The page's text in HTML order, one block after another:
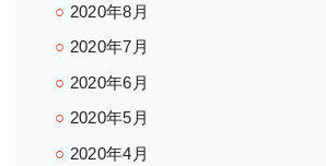
2020年8月
2020年7月
2020年6月
2020年5月
2020年4月